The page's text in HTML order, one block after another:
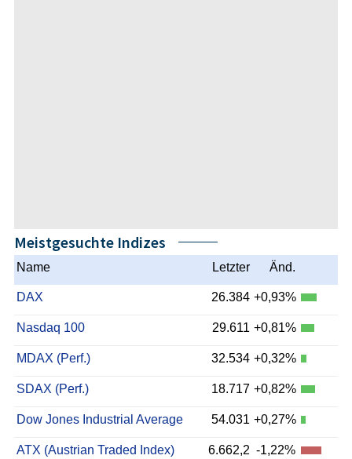
Meistgesuchte Indizes
Name Letzter Änd.
DAX 26.384 +0,93%
Nasdaq 100 29.611 +0,81%
MDAX (Perf.) 32.534 +0,32%
SDAX (Perf.) 18.717 +0,82%
Dow Jones Industrial Average 54.031 +0,27%
ATX (Austrian Traded Index) 6.662,2 -1,22%